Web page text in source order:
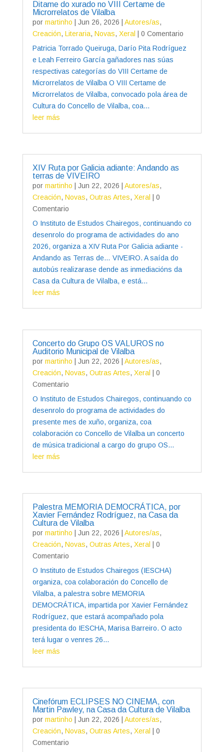
Ditame do xurado no VIII Certame de
Microrrelatos de Vilalba
por martinho Jun 26, 2026 Autores/as,
Creación, Literaria, Novas, Xeral
| 0 Comentario
Patricia Torrado Queiruga, Darío Pita Rodríguez
e Leah Ferreiro García gañadores nas súas
respectivas categorías do VIII Certame de
Microrrelatos de Vilalba O VIII Certame de
Microrrelatos de Vilalba, convocado pola área de
Cultura do Concello de Vilalba, coa...
leer más
XIV Ruta por Galicia adiante: Andando as
terras de VIVEIRO
por martinho Jun 22, 2026 Autores/as,
Creación, Novas, Outras Artes, Xeral
| 0
Comentario
O Instituto de Estudos Chairegos, continuando co
desenrolo do programa de actividades do ano
2026, organiza a XIV Ruta Por Galicia adiante -
Andando as Terras de… VIVEIRO. A saída do
autobús realizarase dende as inmediacións da
Casa da Cultura de Vilalba, e está...
leer más
Concerto do Grupo OS VALUROS no
Auditorio Municipal de Vilalba
por martinho Jun 22, 2026 Autores/as,
Creación, Novas, Outras Artes, Xeral
| 0
Comentario
O Instituto de Estudos Chairegos, continuando co
desenrolo do programa de actividades do
presente mes de xuño, organiza, coa
colaboración co Concello de Vilalba un concerto
de música tradicional a cargo do grupo OS...
leer más
Palestra MEMORIA DEMOCRÁTICA, por
Xavier Fernández Rodríguez, na Casa da
Cultura de Vilalba
por martinho Jun 22, 2026 Autores/as,
Creación, Novas, Outras Artes, Xeral
| 0
Comentario
O Instituto de Estudos Chairegos (IESCHA)
organiza, coa colaboración do Concello de
Vilalba, a palestra sobre MEMORIA
DEMOCRÁTICA, impartida por Xavier Fernández
Rodríguez, que estará acompañado pola
presidenta do IESCHA, Marisa Barreiro. O acto
terá lugar o venres 26...
leer más
Cinefórum ECLIPSES NO CINEMA, con
Martin Pawley, na Casa da Cultura de Vilalba
por martinho Jun 22, 2026 Autores/as,
Creación, Novas, Outras Artes, Xeral
| 0
Comentario